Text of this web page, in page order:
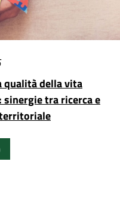
qualità della vita
sinergie tra ricerca e